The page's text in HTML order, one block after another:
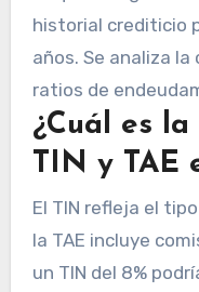
historial crediticio
años. Se analiza
ratios de
¿Cuál es
TIN y TAE
El TIN refleja el
la TAE incluye
un TIN del 8%